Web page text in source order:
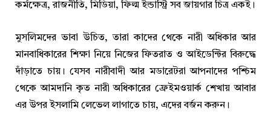
কর্মক্ষেত্র, রাজনীতি, মিডিয়া, ফিল্ম ইন্ডাস্ট্রি সব জায়গার চিত্র একই।
মুসলিমদের ভাবা উচিত, তারা কাদের থেকে নারী অধিকার আর
মানবাধিকারের শিক্ষা নিয়ে নিজের ফিতরাত ও আইডেন্টির বিরুদ্ধে
দাঁড়াতে চায়। যেসব নারীবাদী আর মডারেটরা আপনাদের পশ্চিম
থেকে আমদানি কৃত নারী অধিকারের ফ্রেইমওয়ার্ক শেখায় আবার
এর উপর ইসলামি লেভেল লাগাতে চায়, এদের বর্জন করুন।